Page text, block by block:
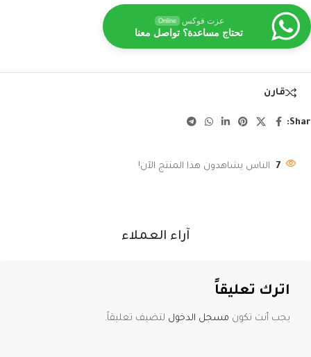
عزت فوكس Online
تحتاج مساعدة؟ تواصل معنا
قارن
7 الناس يشاهدون هذا المنتج الآن!
آراء العملاء
اترك تعليقاً
يجب أنت تكون مسجل الدخول لتضيف تعليقاً.